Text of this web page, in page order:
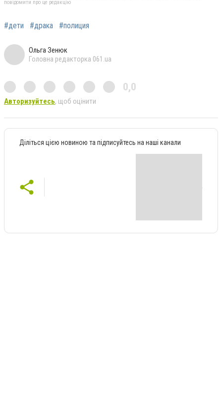
повідомити про це редакцію
#дети #драка #полиция
Ольга Зенюк
Головна редакторка 061.ua
0,0
Авторизуйтесь, щоб оцінити
Діліться цією новиною та підписуйтесь на наші канали